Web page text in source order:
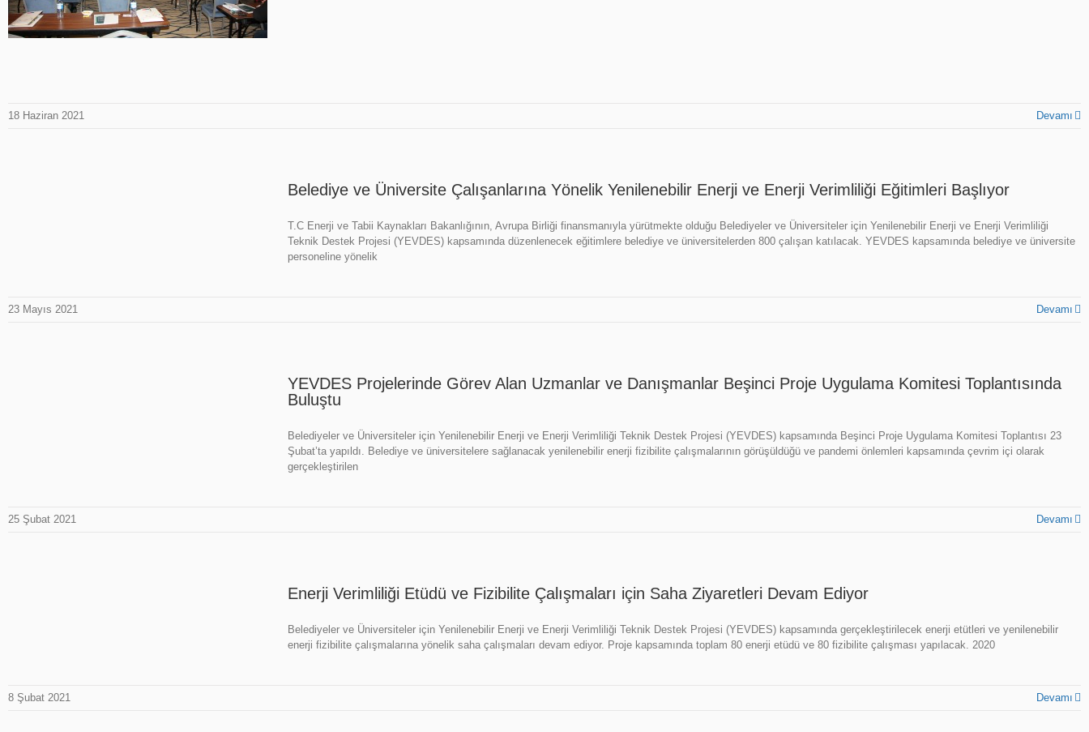
18 Haziran 2021 Devamı
Belediye ve Üniversite Çalışanlarına Yönelik Yenilenebilir Enerji ve Enerji Verimliliği Eğitimleri Başlıyor
T.C Enerji ve Tabii Kaynakları Bakanlığının, Avrupa Birliği finansmanıyla yürütmekte olduğu Belediyeler ve Üniversiteler için Yenilenebilir Enerji ve Enerji Verimliliği
Teknik Destek Projesi (YEVDES) kapsamında düzenlenecek eğitimlere belediye ve üniversitelerden 800 çalışan katılacak. YEVDES kapsamında belediye ve üniversite
personeline yönelik
23 Mayıs 2021 Devamı
YEVDES Projelerinde Görev Alan Uzmanlar ve Danışmanlar Beşinci Proje Uygulama Komitesi Toplantısında
Buluştu
Belediyeler ve Üniversiteler için Yenilenebilir Enerji ve Enerji Verimliliği Teknik Destek Projesi (YEVDES) kapsamında Beşinci Proje Uygulama Komitesi Toplantısı 23
Şubat’ta yapıldı. Belediye ve üniversitelere sağlanacak yenilenebilir enerji fizibilite çalışmalarının görüşüldüğü ve pandemi önlemleri kapsamında çevrim içi olarak
gerçekleştirilen
25 Şubat 2021 Devamı
Enerji Verimliliği Etüdü ve Fizibilite Çalışmaları için Saha Ziyaretleri Devam Ediyor
Belediyeler ve Üniversiteler için Yenilenebilir Enerji ve Enerji Verimliliği Teknik Destek Projesi (YEVDES) kapsamında gerçekleştirilecek enerji etütleri ve yenilenebilir
enerji fizibilite çalışmalarına yönelik saha çalışmaları devam ediyor. Proje kapsamında toplam 80 enerji etüdü ve 80 fizibilite çalışması yapılacak. 2020
8 Şubat 2021 Devamı